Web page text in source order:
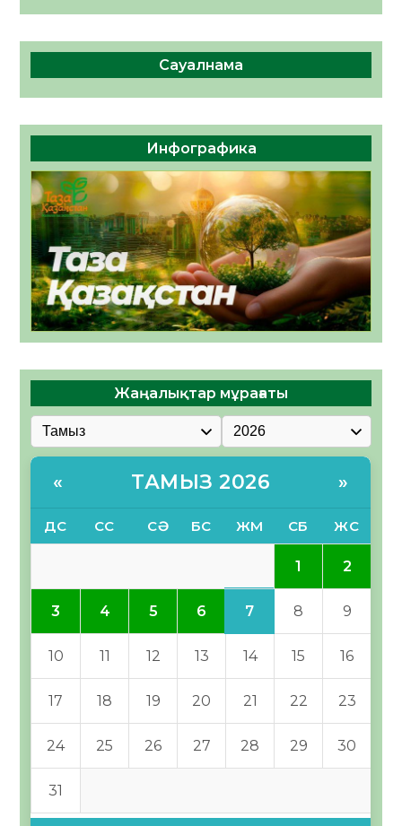
Сауалнама
Инфографика
Жаңалықтар мұрағаты
« ТАМЫЗ 2026 »
ДС СС СӘ БС ЖМ СБ ЖС
1 2
3 4 5 6 7 8 9
10 11 12 13 14 15 16
17 18 19 20 21 22 23
24 25 26 27 28 29 30
31